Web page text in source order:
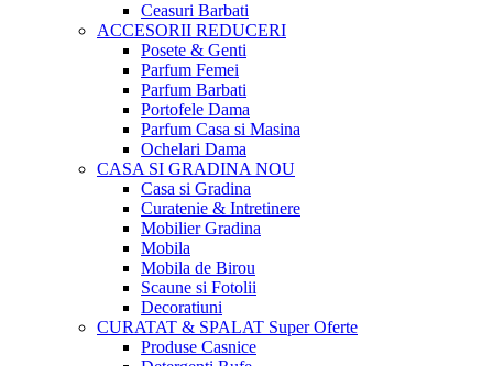
Ceasuri Barbati
ACCESORII REDUCERI
Posete & Genti
Parfum Femei
Parfum Barbati
Portofele Dama
Parfum Casa si Masina
Ochelari Dama
CASA SI GRADINANOU
Casa si Gradina
Curatenie & Intretinere
Mobilier Gradina
Mobila
Mobila de Birou
Scaune si Fotolii
Decoratiuni
CURATAT & SPALAT Super Oferte
Produse Casnice